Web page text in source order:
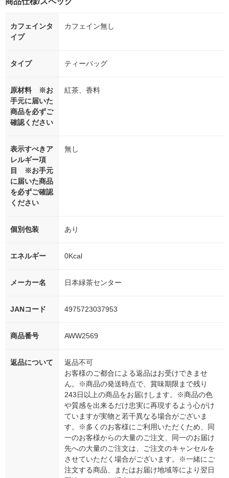
カフェインタ
イプ
カフェイン無し
タイプ ティーバッグ
原材料 ※お
手元に届いた
商品を必ずご
確認ください
紅茶、香料
表示すべきア
レルギー項
目 ※お手元
に届いた商品
を必ずご確認
ください
無し
個別包装 あり
エネルギー 0Kcal
メーカー名 日本緑茶センター
JANコード 4975723037953
商品番号 AWW2569
返品について
返品不可
お客様のご都合による返品はお受けできませ
ん。※商品の発送時点で、賞味期限まで残り
243日以上の商品をお届けします。※商品の色
や質感を出来るだけ忠実に再現するよう心がけ
ていますが実物と若干異なる場合がございま
す。※多くのお客様にご利用いただくため、同
一のお客様からの大量のご注文、同一のお届け
先への大量のご注文は、ご注文のキャンセルを
させていただく場合がございます。※一緒にご
注文する商品、またはお届け地域等により翌日